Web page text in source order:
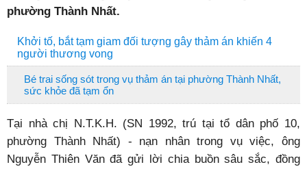
phường Thành Nhất.
Khởi tố, bắt tạm giam đối tượng gây thảm án khiến 4
người thương vong
Bé trai sống sót trong vụ thảm án tại phường Thành Nhất,
sức khỏe đã tạm ổn
Tại nhà chị N.T.K.H. (SN 1992, trú tại tổ dân phố 10,
phường Thành Nhất) - nạn nhân trong vụ việc, ông
Nguyễn Thiên Văn đã gửi lời chia buồn sâu sắc, đồng